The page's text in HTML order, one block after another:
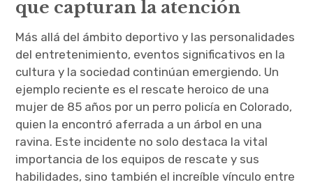
que capturan la atención
Más allá del ámbito deportivo y las personalidades
del entretenimiento, eventos significativos en la
cultura y la sociedad continúan emergiendo. Un
ejemplo reciente es el rescate heroico de una
mujer de 85 años por un perro policía en Colorado,
quien la encontró aferrada a un árbol en una
ravina. Este incidente no solo destaca la vital
importancia de los equipos de rescate y sus
habilidades, sino también el increíble vínculo entre